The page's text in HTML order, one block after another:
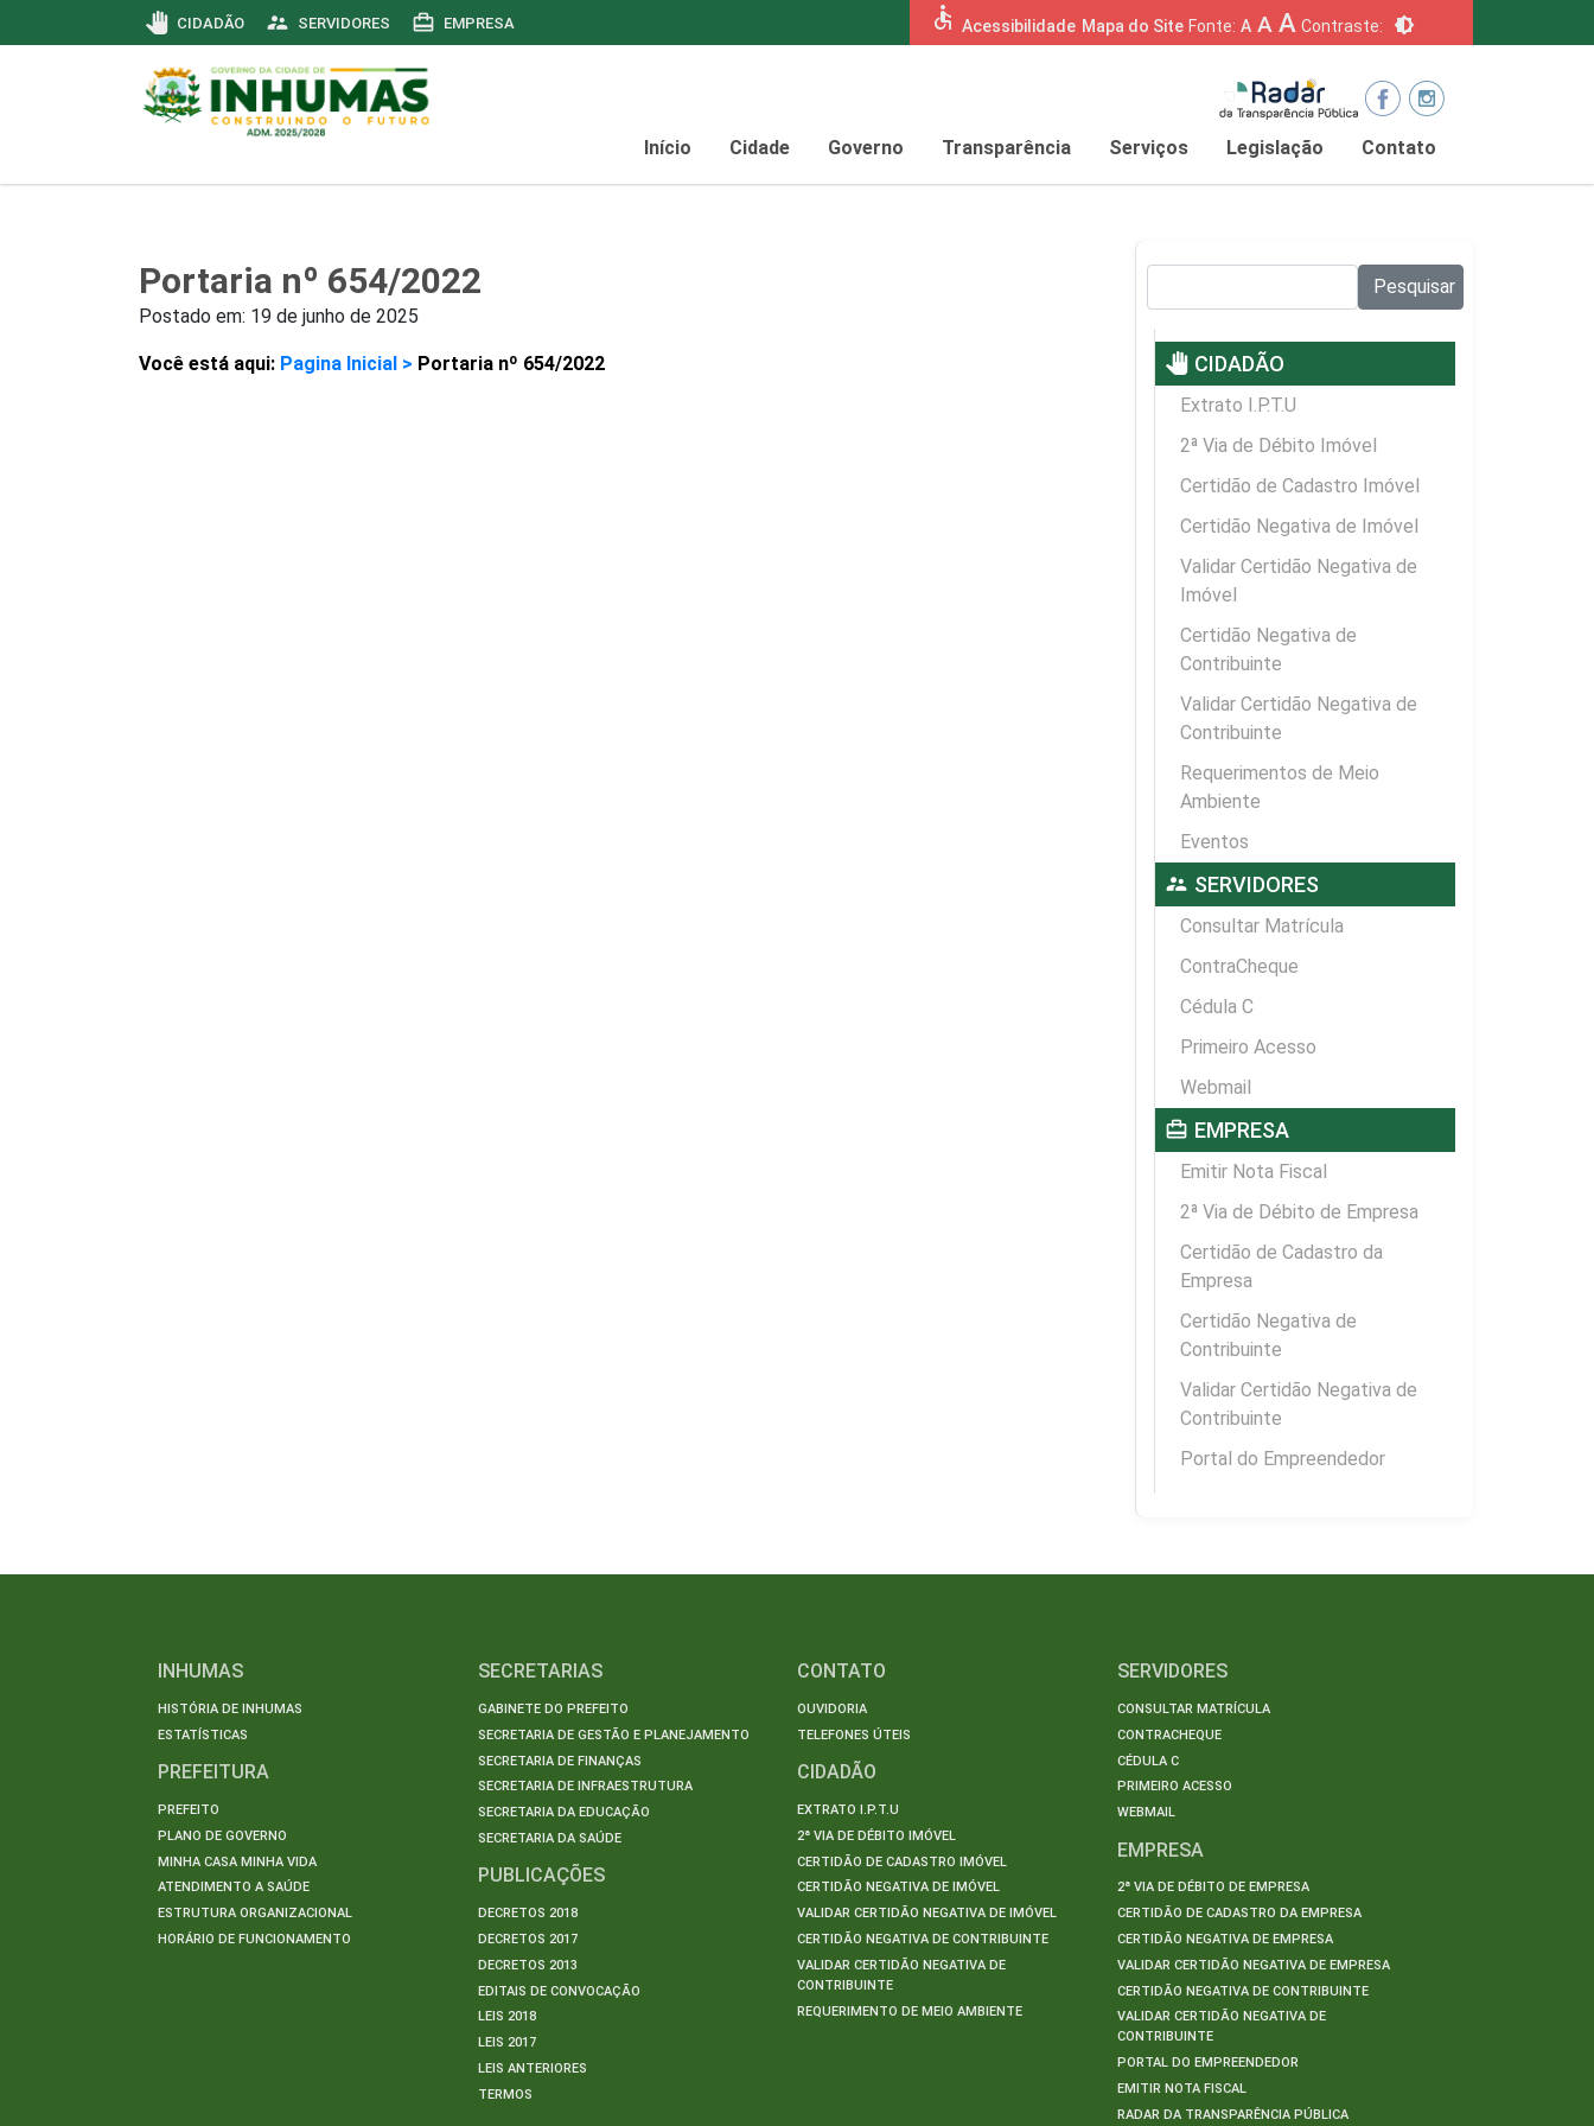
pan_tool CIDADÃO supervisor_account SERVIDORES card_travel EMPRESA accessible Acessibilidade Mapa do Site Fonte: A A A Contraste: brightness_6
Início Cidade Governo Transparência Serviços Legislação Contato
Portaria nº 654/2022
Postado em: 19 de junho de 2025
Você está aqui: Pagina Inicial > Portaria nº 654/2022
Pesquisar
pan_tool CIDADÃO
Extrato I.P.T.U
2ª Via de Débito Imóvel
Certidão de Cadastro Imóvel
Certidão Negativa de Imóvel
Validar Certidão Negativa de
Imóvel
Certidão Negativa de
Contribuinte
Validar Certidão Negativa de
Contribuinte
Requerimentos de Meio
Ambiente
Eventos
supervisor_account SERVIDORES
Consultar Matrícula
ContraCheque
Cédula C
Primeiro Acesso
Webmail
card_travel EMPRESA
Emitir Nota Fiscal
2ª Via de Débito de Empresa
Certidão de Cadastro da
Empresa
Certidão Negativa de
Contribuinte
Validar Certidão Negativa de
Contribuinte
Portal do Empreendedor
INHUMAS
HISTÓRIA DE INHUMAS
ESTATÍSTICAS
PREFEITURA
PREFEITO
PLANO DE GOVERNO
MINHA CASA MINHA VIDA
ATENDIMENTO A SAÚDE
ESTRUTURA ORGANIZACIONAL
HORÁRIO DE FUNCIONAMENTO
SECRETARIAS
GABINETE DO PREFEITO
SECRETARIA DE GESTÃO E PLANEJAMENTO
SECRETARIA DE FINANÇAS
SECRETARIA DE INFRAESTRUTURA
SECRETARIA DA EDUCAÇÃO
SECRETARIA DA SAÚDE
PUBLICAÇÕES
DECRETOS 2018
DECRETOS 2017
DECRETOS 2013
EDITAIS DE CONVOCAÇÃO
LEIS 2018
LEIS 2017
LEIS ANTERIORES
TERMOS
CONTATO
OUVIDORIA
TELEFONES ÚTEIS
CIDADÃO
EXTRATO I.P.T.U
2ª VIA DE DÉBITO IMÓVEL
CERTIDÃO DE CADASTRO IMÓVEL
CERTIDÃO NEGATIVA DE IMÓVEL
VALIDAR CERTIDÃO NEGATIVA DE IMÓVEL
CERTIDÃO NEGATIVA DE CONTRIBUINTE
VALIDAR CERTIDÃO NEGATIVA DE
CONTRIBUINTE
REQUERIMENTO DE MEIO AMBIENTE
SERVIDORES
CONSULTAR MATRÍCULA
CONTRACHEQUE
CÉDULA C
PRIMEIRO ACESSO
WEBMAIL
EMPRESA
2ª VIA DE DÉBITO DE EMPRESA
CERTIDÃO DE CADASTRO DA EMPRESA
CERTIDÃO NEGATIVA DE EMPRESA
VALIDAR CERTIDÃO NEGATIVA DE EMPRESA
CERTIDÃO NEGATIVA DE CONTRIBUINTE
VALIDAR CERTIDÃO NEGATIVA DE
CONTRIBUINTE
PORTAL DO EMPREENDEDOR
EMITIR NOTA FISCAL
RADAR DA TRANSPARÊNCIA PÚBLICA